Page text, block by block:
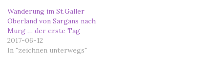
Wanderung im St.Galler
Oberland von Sargans nach
Murg … der erste Tag
2017-06-12
In "zeichnen unterwegs"